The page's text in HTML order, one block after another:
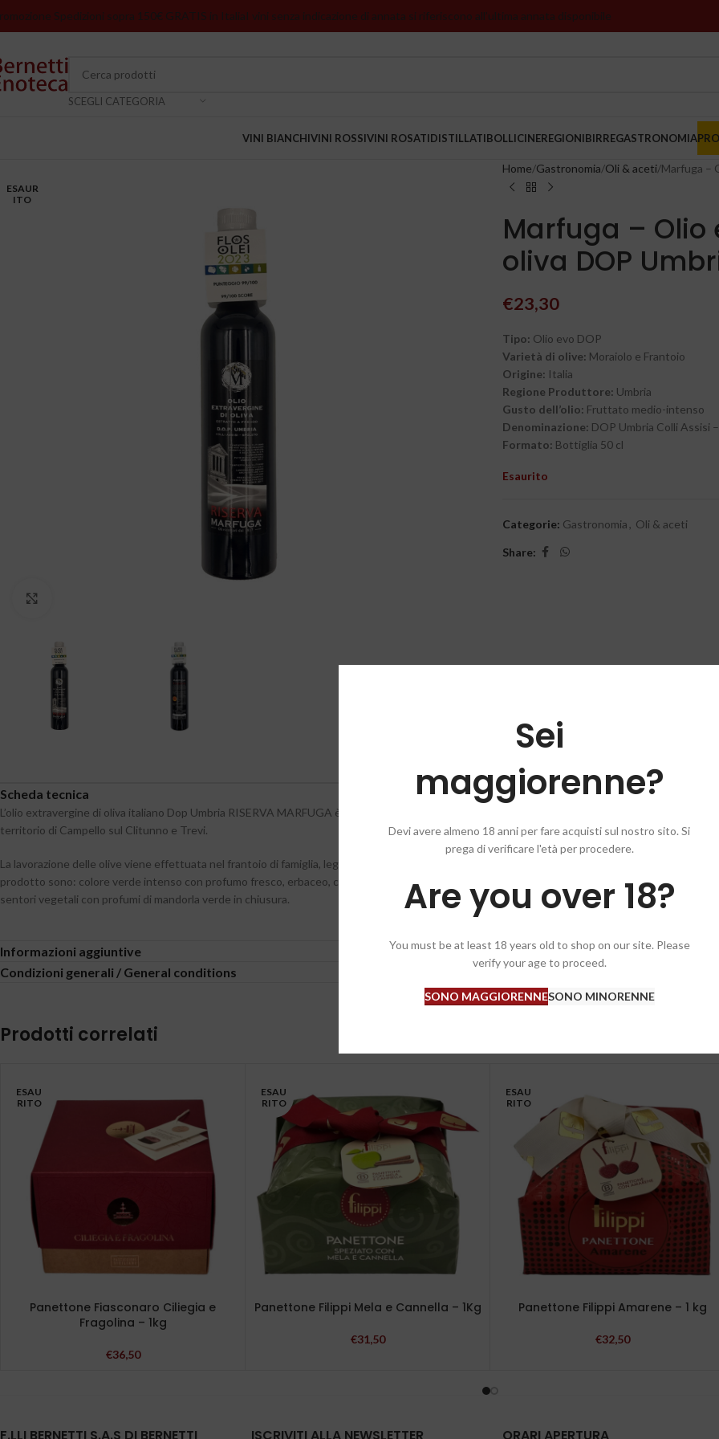
Sei
maggiorenne?
Devi avere almeno 18 anni per fare acquisti sul nostro sito. Si
prega di verificare l'età per procedere.
Are you over 18?
You must be at least 18 years old to shop on our site. Please
verify your age to proceed.
SONO MAGGIORENNESONO MINORENNE
Spedizioni sopra 150€ GRATIS in ItaliaI vini senza indicazione di annata si riferiscono all’ultima annata disponibile
SCEGLI CATEGORIA
VINI BIANCHIVINI ROSSIVINI ROSATIDISTILLATIBOLLICINEREGIONIBIRREGASTRONOMIA
ESAUR
ITO
Home Gastronomia Oli & aceti Marfuga –
Marfuga –
oliva DOP
€23,30
Tipo: Olio evo DOP
Varietà di olive: Moraiolo e Frantoio
Origine: Italia
Regione Produttore: Umbria
Gusto dell’olio: Fruttato medio-intenso
Denominazione: DOP Umbria Colli Assisi
Formato: Bottiglia 50 cl
Esaurito
Categorie: Gastronomia , Oli & aceti
Share:
Scheda tecnica
L’olio extravergine di oliva italiano Dop Umbria RISERVA MARFUGA è ottenuto da olive selezionate (Moraiolo e Frantoio), raccolte
territorio di Campello sul Clitunno e Trevi.
La lavorazione delle olive viene effettuata nel frantoio di famiglia, leggermente in anticipo sul giusto grado di maturazione. Le caratteristiche
prodotto sono: colore verde intenso con profumo fresco, erbaceo, con note dominanti di carciofo e cardo, il sapore è ampio, con equilibrata nota
sentori vegetali con profumi di mandorla verde in chiusura.
Informazioni aggiuntive
Condizioni generali / General conditions
Prodotti correlati
ESAU
RITO
Panettone Fiasconaro Ciliegia e
Fragolina – 1kg
€36,50
ESAU
RITO
Panettone Filippi Mela e Cannella – 1Kg
€31,50
ESAU
RITO
Panettone Filippi Amarene – 1 kg
€32,50